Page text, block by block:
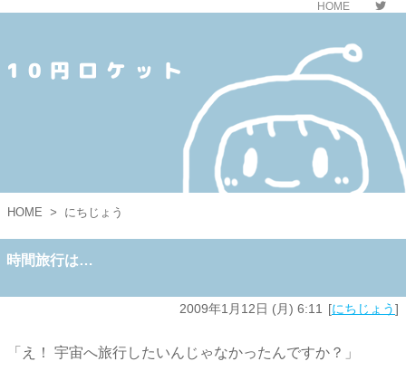
HOME
10円ロケット
HOME > にちじょう
時間旅行は…
2009年1月12日 (月) 6:11 にちじょう
「え！ 宇宙へ旅行したいんじゃなかったんですか？」